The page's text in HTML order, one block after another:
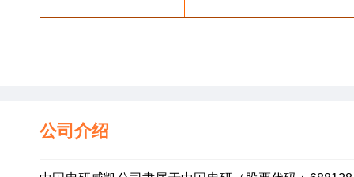
公司介绍